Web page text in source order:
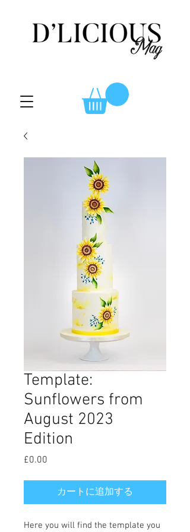
Template:
Sunflowers from
August 2023
Edition
£0.00
カートに追加する
Here you will find the template you